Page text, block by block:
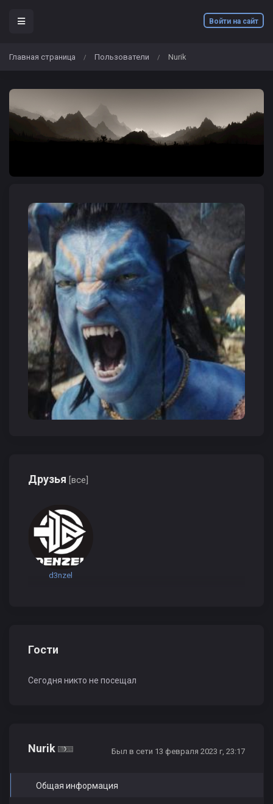
Войти на сайт
Главная страница / Пользователи / Nurik
Друзья [все]
d3nzel
Гости
Сегодня никто не посещал
Nurik Был в сети 13 февраля 2023 г, 23:17
Общая информация